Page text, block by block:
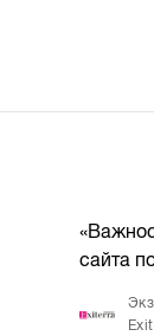
сайта